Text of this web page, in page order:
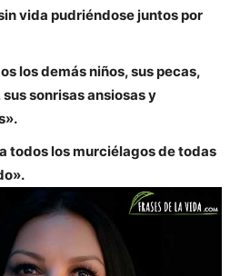
vida pudriéndose juntos por
los demás niños, sus pecas,
sonrisas ansiosas y
todos los murciélagos de todas